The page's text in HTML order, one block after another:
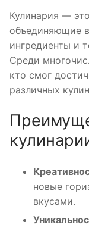
Кулинария —
объединяющие
ингредиенты и
Среди
кто смог
различных
новые
вкусами.